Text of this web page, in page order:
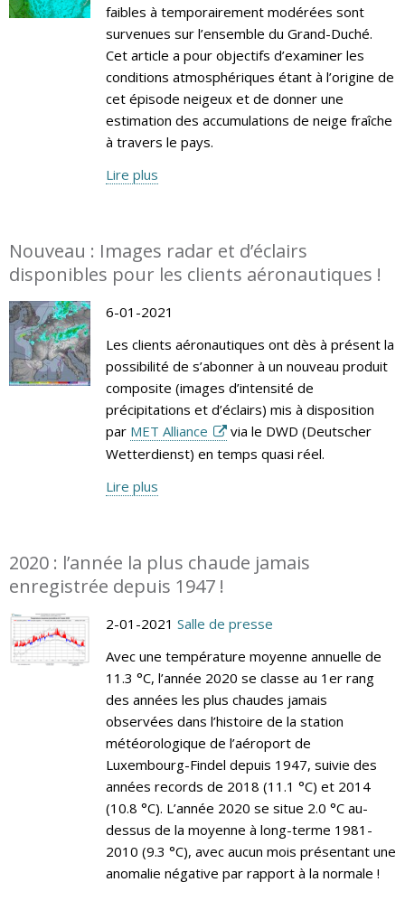
faibles à temporairement modérées sont
survenues sur l’ensemble du Grand-Duché.
Cet article a pour objectifs d’examiner les
conditions atmosphériques étant à l’origine de
cet épisode neigeux et de donner une
estimation des accumulations de neige fraîche
à travers le pays.
Lire plus
Nouveau : Images radar et d’éclairs
disponibles pour les clients aéronautiques !
6-01-2021
Les clients aéronautiques ont dès à présent la
possibilité de s’abonner à un nouveau produit
composite (images d’intensité de
précipitations et d’éclairs) mis à disposition
par MET Alliance
via le DWD (Deutscher
Wetterdienst) en temps quasi réel.
Lire plus
2020 : l’année la plus chaude jamais
enregistrée depuis 1947 !
2-01-2021 Salle de presse
Avec une température moyenne annuelle de
11.3 °C, l’année 2020 se classe au 1er rang
des années les plus chaudes jamais
observées dans l’histoire de la station
météorologique de l’aéroport de
Luxembourg-Findel depuis 1947, suivie des
années records de 2018 (11.1 °C) et 2014
(10.8 °C). L’année 2020 se situe 2.0 °C au-
dessus de la moyenne à long-terme 1981-
2010 (9.3 °C), avec aucun mois présentant une
anomalie négative par rapport à la normale !